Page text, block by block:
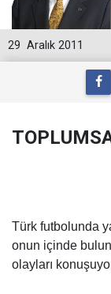
29 Aralık 2011
Türk futbolunda
onun içinde
olayları